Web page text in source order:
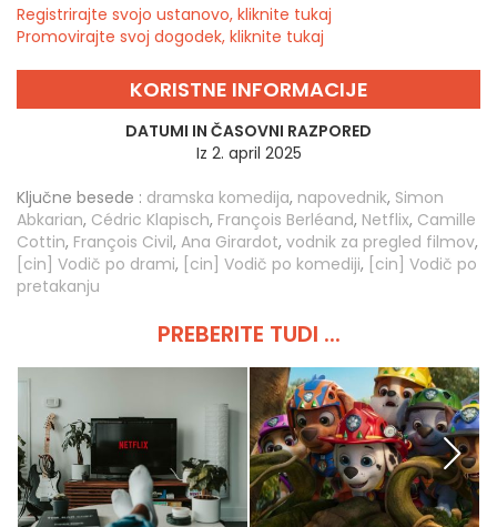
Registrirajte svojo ustanovo, kliknite tukaj
Promovirajte svoj dogodek, kliknite tukaj
KORISTNE INFORMACIJE
DATUMI IN ČASOVNI RAZPORED
Iz 2. april 2025
Ključne besede : dramska komedija, napovednik, Simon
Abkarian, Cédric Klapisch, François Berléand, Netflix, Camille
Cottin, François Civil, Ana Girardot, vodnik za pregled filmov,
[cin] Vodič po drami, [cin] Vodič po komediji, [cin] Vodič po
pretakanju
PREBERITE TUDI ...